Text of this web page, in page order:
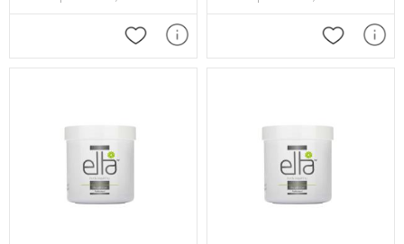
Lägg till i favoriter Lägg till i